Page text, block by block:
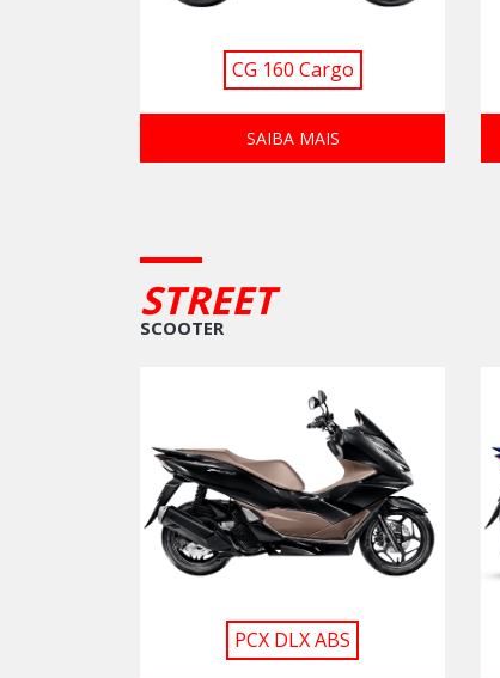
CG 160 Cargo
SAIBA MAIS
STREET
SCOOTER
PCX DLX ABS